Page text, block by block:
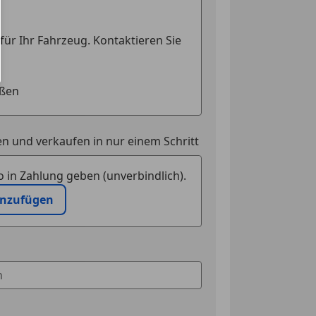
und verkaufen in nur einem Schritt
in Zahlung geben (unverbindlich).